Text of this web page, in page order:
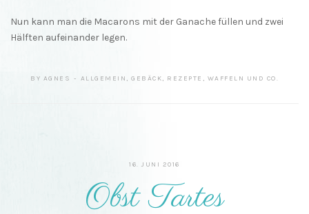
Nun kann man die Macarons mit der Ganache füllen und zwei
Hälften aufeinander legen.
BY AGNES ALLGEMEIN , GEBÄCK, REZEPTE , WAFFELN UND CO.
16. JUNI 2016
Obst Tartes